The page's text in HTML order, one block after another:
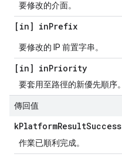
要修改的介面。
[in] inPrefix
要修改的 IP 前置字串。
[in] inPriority
要套用至路徑的新優先順序。
傳回值
kPlatformResultSuccess
作業已順利完成。